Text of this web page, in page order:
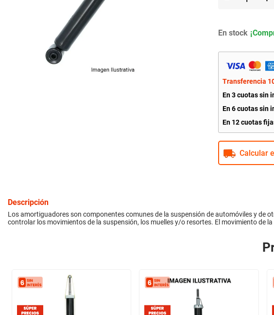
En stock
Transferencia
En3cuotas sin
En6cuotas sin
En 12cuotas
Calcular
Descripción
Los amortiguadores son componentes comunes de la suspensión de automóviles y de
controlar los movimientos de la suspensión, los muelles y/o resortes. El movimiento de